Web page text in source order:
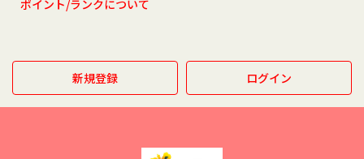
ポイント/ランクについて
新規登録 ログイン